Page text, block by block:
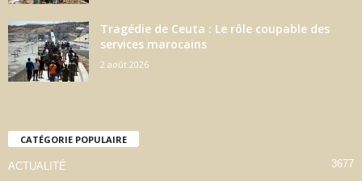
Tragédie de Ceuta : Le rôle coupable des
services marocains
2 août 2026
CATÉGORIE POPULAIRE
ACTUALITÉ 3677